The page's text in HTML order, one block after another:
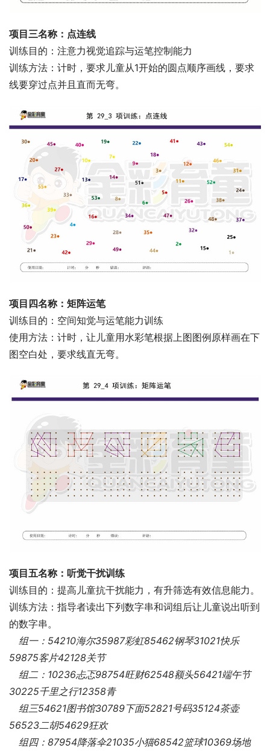
项目三名称：点连线
训练目的：注意力视觉追踪与运笔控制能力
训练方法：计时，要求儿童从1开始的圆点顺序画线，要求
线要穿过点并且直而无弯。
项目四名称：矩阵运笔
训练目的：空间知觉与运笔能力训练
使用方法：计时，让儿童用水彩笔根据上图图例原样画在下
图空白处，要求线直无弯。
项目五名称：听觉干扰训练
训练目的：提高儿童抗干扰能力，有升筛选有效信息能力。
训练方法：指导者读出下列数字串和词组后让儿童说出听到
的数字串。
组一：54210海尔35987彩虹85462钢琴31021快乐
59875客片42128关节
组二：10236忐忑98754旺财62548额头56421端午节
30225千里之行12358青
组三54621图书馆30789下面52821号码35124茶壶
56523二胡54629狂欢
组四：87954降落伞21035小猫68542篮球10369场地